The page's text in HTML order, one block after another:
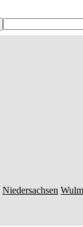
Niedersachsen